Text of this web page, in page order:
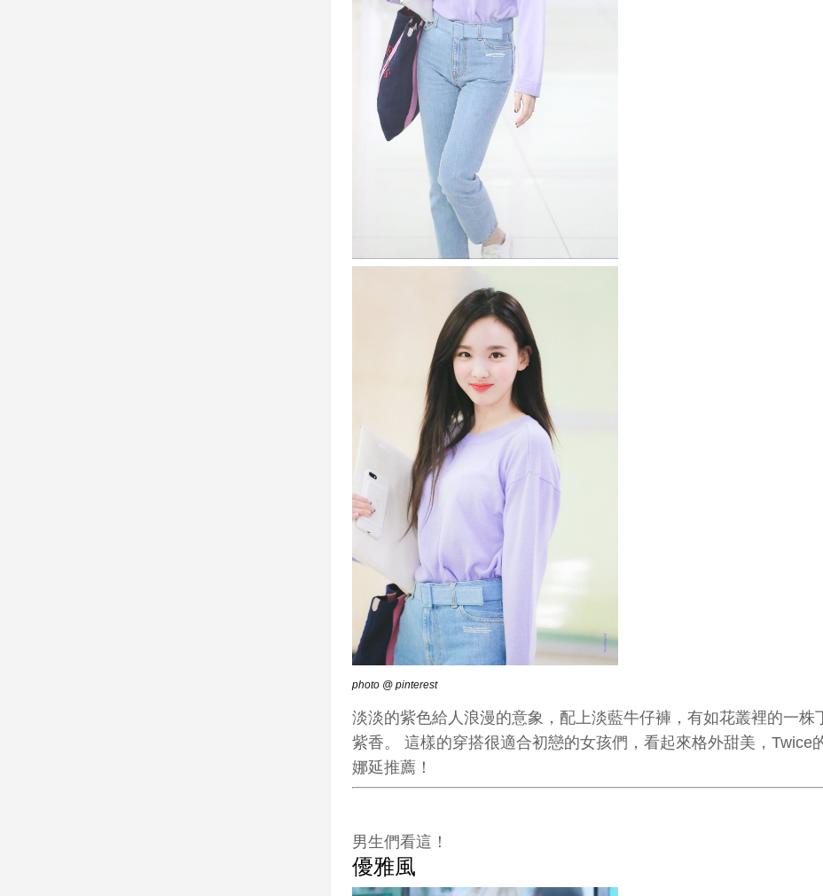
photo @ pinterest
淡淡的紫色給人浪漫的意象，配上淡藍牛仔褲，有如花叢裡的一株
紫香。 這樣的穿搭很適合初戀的女孩們，看起來格外甜美，Twice
娜延推薦！
男生們看這！
優雅風